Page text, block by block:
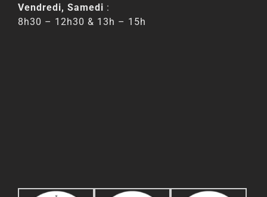
Vendredi, Samedi :
8h30 – 12h30 & 13h – 15h